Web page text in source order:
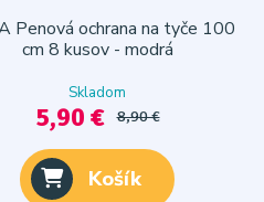
Penová ochrana na tyče 100
cm 8 kusov - modrá
Skladom
5,90 € 8,90 €
Košík